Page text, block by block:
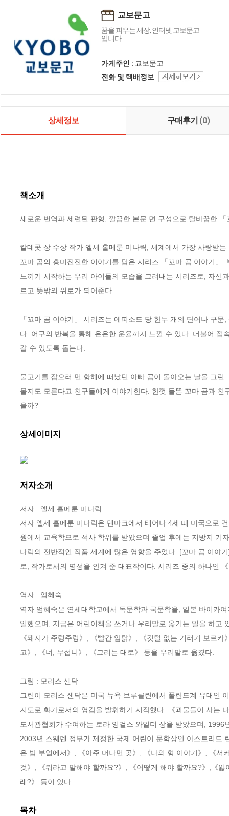
교보문고
꿈을 피우는 세상, 인터넷 교보문고
입니다.
가게주인 : 교보문고
전화 및 택배정보
상세정보 구매후기 (0)
책소개
새로운 번역과 세련된 판형, 깔끔한 본문 면 구성으로 탈바꿈한 「
칼데콧 상 수상 작가 엘세 홀메룬 미나릭, 세계에서 가장 사랑받
꼬마 곰의 흥미진진한 이야기를 담은 시리즈 「꼬마 곰 이야기」
느끼기 시작하는 우리 아이들의 모습을 그려내는 시리즈로, 자
르고 뜻밖의 위로가 되어준다.
「꼬마 곰 이야기」 시리즈는 에피소드 당 한두 개의 단어나 구
다. 어구의 반복을 통해 은은한 운율까지 느낄 수 있다. 더불어
갈 수 있도록 돕는다.
물고기를 잡으러 먼 항해에 떠났던 아빠 곰이 돌아오는 날을 그
올지도 모른다고 친구들에게 이야기한다. 한껏 들뜬 꼬마 곰과
을까?
상세이미지
저자소개
저자 : 엘세 홀메룬 미나릭
저자 엘세 홀메룬 미나릭은 덴마크에서 태어나 4세 때 미국으로
원에서 교육학으로 석사 학위를 받았으며 졸업 후에는 지방지 기
나릭의 전반적인 작품 세계에 많은 영향을 주었다. [꼬마 곰 이야
로, 작가로서의 명성을 안겨 준 대표작이다. 시리즈 중의 하나인
역자 : 엄혜숙
역자 엄혜숙은 연세대학교에서 독문학과 국문학을, 일본 바이카
일했으며, 지금은 어린이책을 쓰거나 우리말로 옮기는 일을 하고
《돼지가 주렁주렁》, 《빨간 암탉》, 《깃털 없는 기러기 보르
고》, 《너, 무섭니》, 《그리는 대로》 등을 우리말로 옮겼다.
그림 : 모리스 샌닥
그린이 모리스 샌닥은 미국 뉴욕 브루클린에서 폴란드계 유대인
지도로 화가로서의 영감을 발휘하기 시작했다. 《괴물들이 사는
도서관협회가 수여하는 로라 잉걸스 와일더 상을 받았으며,
2003년 스웨덴 정부가 제정한 국제 어린이 문학상인 아스트리드
은 밤 부엌에서》, 《아주 머나먼 곳》, 《나의 형 이야기》, 《
것》, 《뭐라고 말해야 할까요?》, 《어떻게 해야 할까요?》,《
래?》 등이 있다.
목차